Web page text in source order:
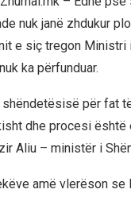
nuk janë zhdukur
e siç tregon Ministri
ka përfunduar.
shëndetësisë për fat
dhe procesi është
Aliu – ministër i
amë vlerëson